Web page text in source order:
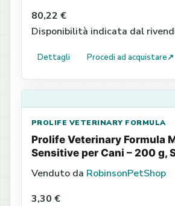
80,22 €
Disponibilità indicata dal
Dettagli Procedi ad acquistare↗
PROLIFE VETERINARY FORMULA
Prolife Veterinary Formula
Sensitive per Cani – 200 g,
Venduto da RobinsonPetShop
3,30 €